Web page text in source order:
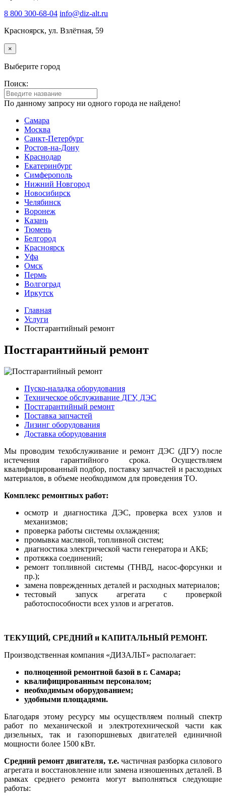
8 800 300-68-04 info@diz-alt.ru
Красноярск, ул. Взлётная, 59
×
Выберите город
Поиск:
По данному запросу ни одного города не найдено!
Самара
Москва
Санкт-Петербург
Ростов-на-Дону
Краснодар
Екатеринбург
Симферополь
Нижний Новгород
Новосибирск
Челябинск
Воронеж
Казань
Тюмень
Белгород
Красноярск
Уфа
Омск
Пермь
Волгоград
Иркутск
Главная
Услуги
Постгарантийный ремонт
Постгарантийный ремонт
Пуско-наладка оборудования
Техническое обслуживание ДГУ, ДЭС
Постгарантийный ремонт
Поставка запчастей
Лизинг оборудования
Доставка оборудования
Мы проводим техобслуживание и ремонт ДЭС (ДГУ) после
истечения гарантийного срока. Осуществляем
квалифицированный подбор, поставку запчастей и расходных
материалов, в объеме необходимом для проведения ТО.
Комплекс ремонтных работ:
осмотр и диагностика ДЭС, проверка всех узлов и
механизмов;
проверка работы системы охлаждения;
промывка масляной, топливной систем;
диагностика электрической части генератора и АКБ;
протяжка соединений;
ремонт топливной системы (ТНВД, насос-форсунки и
пр.);
замена поврежденных деталей и расходных материалов;
тестовый запуск агрегата с проверкой
работоспособности всех узлов и агрегатов.
ТЕКУЩИЙ, СРЕДНИЙ и КАПИТАЛЬНЫЙ РЕМОНТ.
Производственная компания «ДИЗАЛЬТ» располагает:
полноценной ремонтной базой в г. Самара;
квалифицированным персоналом;
необходимым оборудованием;
удобными площадями.
Благодаря этому ресурсу мы осуществляем полный спектр
работ по механической и электротехнической части как
дизельных, так и газопоршневых двигателей единичной
мощности более 1500 кВт.
Средний ремонт двигателя, т.е. частичная разборка силового
агрегата и восстановление или замена изношенных деталей. В
рамках среднего ремонта могут выполняться следующие
работы: